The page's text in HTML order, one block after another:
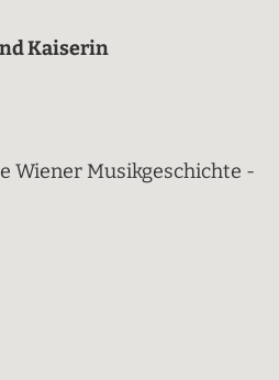
Kaiserin
Wiener Musikgeschichte -